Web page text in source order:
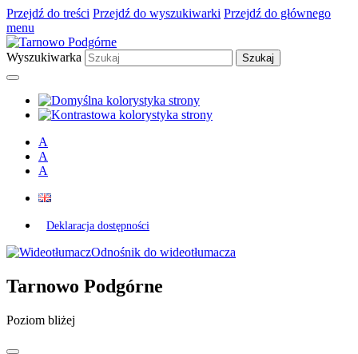
Przejdź do treści Przejdź do wyszukiwarki Przejdź do głównego
menu
Wyszukiwarka
A
A
A
Deklaracja dostępności
Odnośnik do wideotłumacza
Tarnowo Podgórne
Poziom bliżej